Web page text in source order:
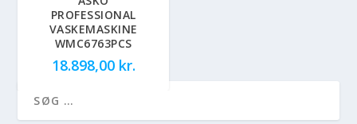
PROFESSIONAL
VASKEMASKINE
WMC6763PCS
18.898,00 kr.